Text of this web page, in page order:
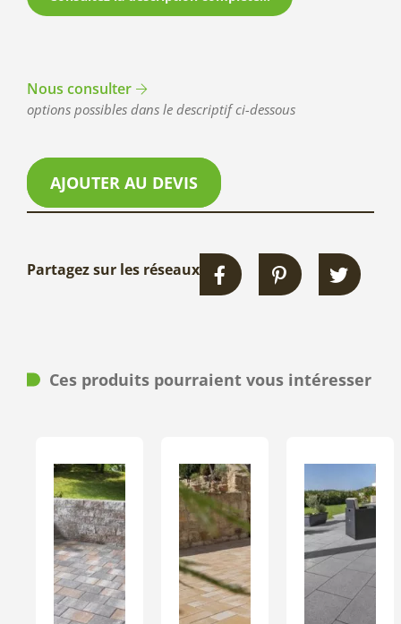
Nous consulter
options possibles dans le descriptif ci-dessous
AJOUTER AU DEVIS
Partagez sur les réseaux
Ces produits pourraient vous intéresser